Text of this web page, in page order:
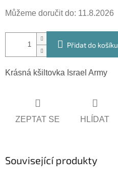
Můžeme doručit do: 11.8.2026
Přidat do košíku
Krásná kšiltovka Israel Army
ZEPTAT SE HLÍDAT
Související produkty